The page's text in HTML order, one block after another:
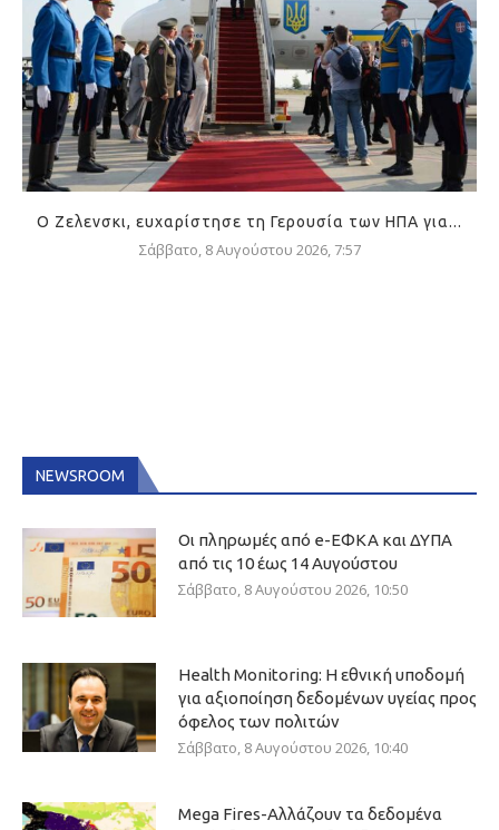
Ο Ζελενσκι, ευχαρίστησε τη Γερουσία των ΗΠΑ για...
Σάββατο, 8 Αυγούστου 2026, 7:57
NEWSROOM
Οι πληρωμές από e-ΕΦΚΑ και ΔΥΠΑ
από τις 10 έως 14 Αυγούστου
Σάββατο, 8 Αυγούστου 2026, 10:50
Health Monitoring: Η εθνική υποδομή
για αξιοποίηση δεδομένων υγείας προς
όφελος των πολιτών
Σάββατο, 8 Αυγούστου 2026, 10:40
Mega Fires-Αλλάζουν τα δεδομένα